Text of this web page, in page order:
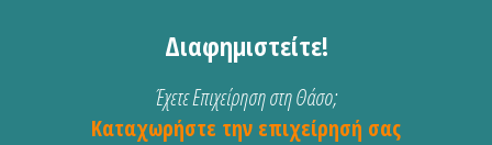
Διαφημιστείτε!
Έχετε Επιχείρηση στη Θάσο;
Καταχωρήστε την επιχείρησή σας